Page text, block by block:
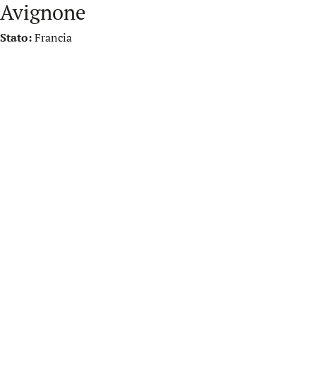
Avignone
Stato:Francia